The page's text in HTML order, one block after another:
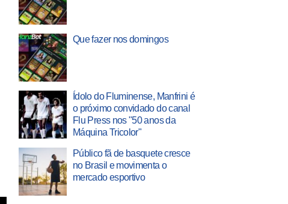
Que fazer nos domingos
Ídolo do Fluminense, Manfrini é
o próximo convidado do canal
Flu Press nos "50 anos da
Máquina Tricolor"
Público fã de basquete cresce
no Brasil e movimenta o
mercado esportivo